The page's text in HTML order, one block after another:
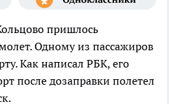
пришлось
Одному из пассажиров
Как написал РБК, его
после дозаправки полетел